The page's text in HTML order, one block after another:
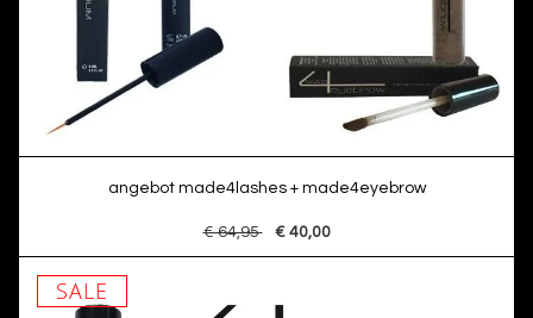
angebot made4lashes + made4eyebrow
€ 64,95 € 40,00
SALE